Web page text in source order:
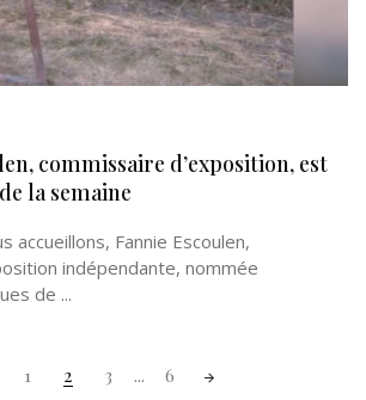
commissaire d’exposition, est
la semaine
accueillons, Fannie Escoulen,
indépendante, nommée
de ...
1 2 3 ... 6